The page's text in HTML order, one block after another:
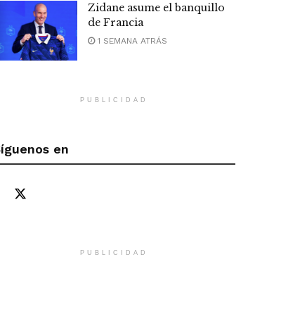
Zidane asume el banquillo
de Francia
1 SEMANA ATRÁS
PUBLICIDAD
en
PUBLICIDAD